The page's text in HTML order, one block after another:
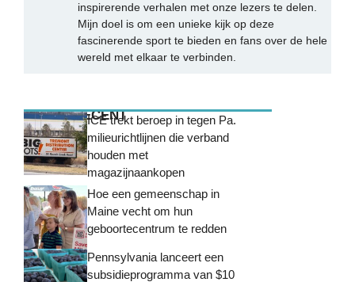
inspirerende verhalen met onze lezers te delen.
Mijn doel is om een unieke kijk op deze
fascinerende sport te bieden en fans over de hele
wereld met elkaar te verbinden.
MEEST RECENTICE trekt beroep in tegen Pa.
milieurichtlijnen die verband
houden met
magazijnaankopen
Hoe een gemeenschap in
Maine vecht om hun
geboortecentrum te redden
Pennsylvania lanceert een
subsidieprogramma van $10